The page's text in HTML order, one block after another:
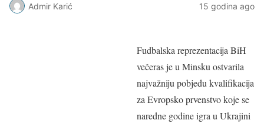
Admir Karić 15 godina ago
Fudbalska reprezentacija BiH
večeras je u Minsku ostvarila
najvažniju pobjedu kvalifikacija
za Evropsko prvenstvo koje se
naredne godine igra u Ukrajini